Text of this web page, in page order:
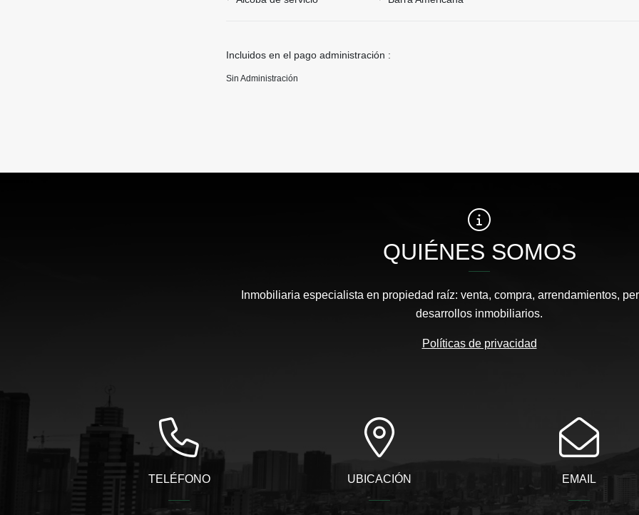
Incluidos en el pago administración :
Sin Administración
QUIÉNES SOMOS
Inmobiliaria especialista en propiedad raíz: venta, compra, arrendamientos,
desarrollos inmobiliarios.
Políticas de privacidad
TELÉFONO UBICACIÓN EMAIL